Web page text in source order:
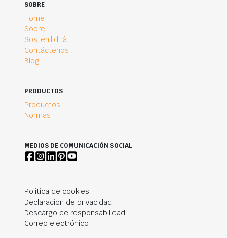
SOBRE
Home
Sobre
Sostenibilità
Contáctenos
Blog
PRODUCTOS
Productos
Normas
MEDIOS DE COMUNICACIÓN SOCIAL
Politica de cookies
Declaracion de privacidad
Descargo de responsabilidad
Correo electrónico